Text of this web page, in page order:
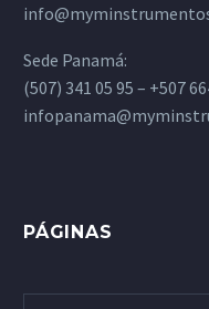
Sede Panamá:
(507) 341 05 95 – +507
PÁGINAS